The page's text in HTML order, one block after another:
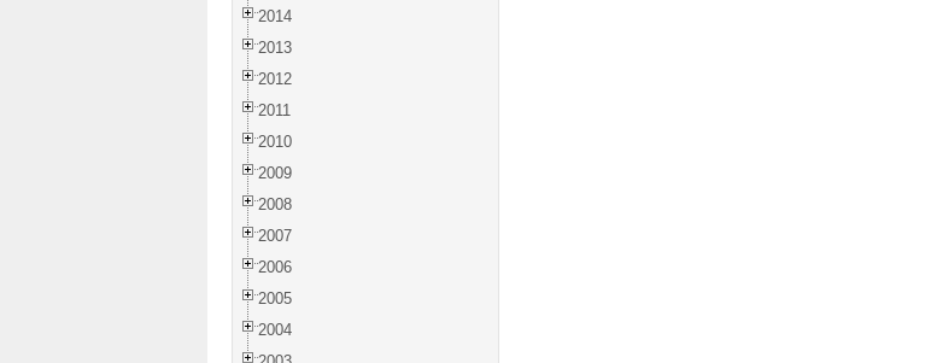
2014
2013
2012
2011
2010
2009
2008
2007
2006
2005
2004